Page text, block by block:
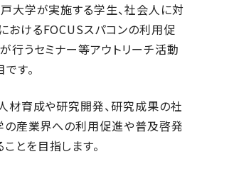
大学が実施する学生、社会人に対
おけるFOCUSスパコンの利用促
うセミナー等アウトリーチ活動
す。
材育成や研究開発、研究成果の社
の産業界への利用促進や普及啓発
とを目指します。